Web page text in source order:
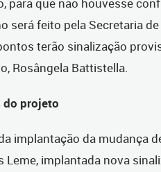
será feito pela Secretaria
terão sinalização
Rosângela Battistella.
do projeto
implantação da mudança
Leme, implantada nova